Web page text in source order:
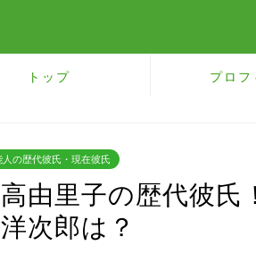
トップ プロ
人の歴代彼氏・現在彼氏
由里子の歴代彼氏
次郎は？